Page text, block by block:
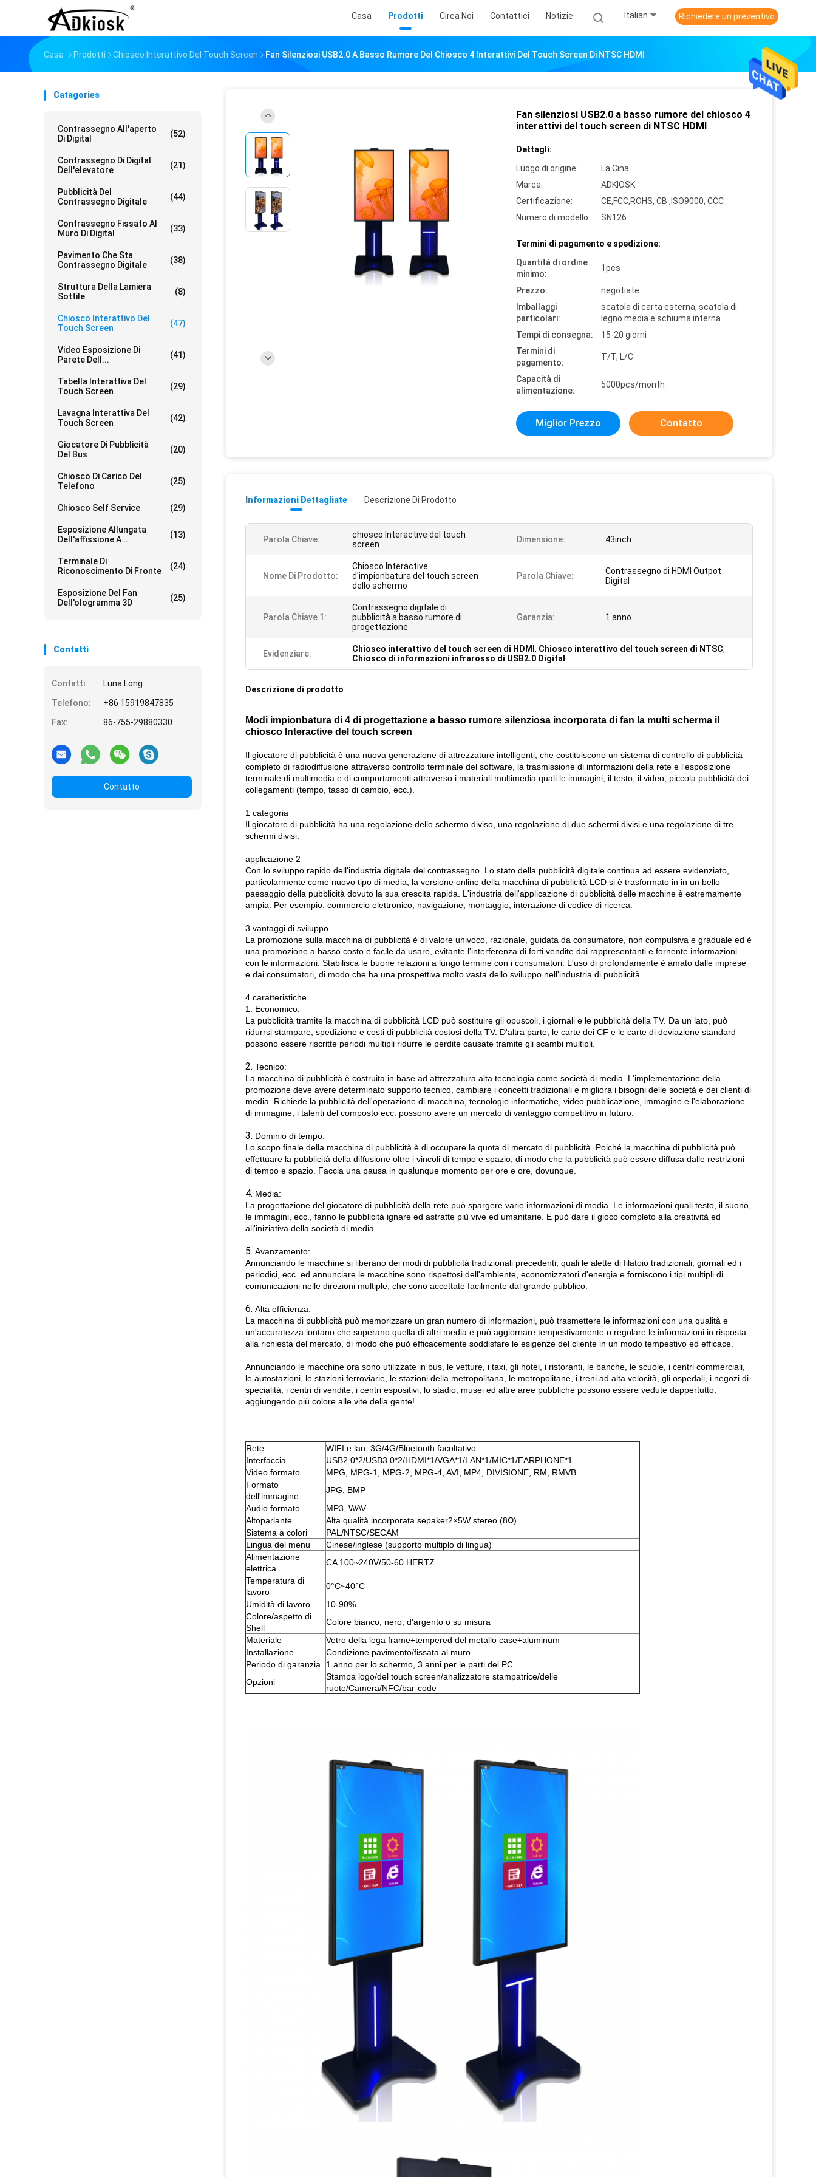
Casa Prodotti Circa Noi Contattici Notizie Italian Richiedere un preventivo
Casa Prodotti Chiosco Interattivo Del Touch Screen Fan Silenziosi USB2.0 A Basso Rumore Del Chiosco 4 Interattivi Del Touch Screen Di NTSC HDMI
Catagories
Contrassegno All'aperto
Di Digital
(52)
Contrassegno Di Digital
Dell'elevatore
(21)
Pubblicità Del
Contrassegno Digitale
(44)
Contrassegno Fissato Al
Muro Di Digital
(33)
Pavimento Che Sta
Contrassegno Digitale
(38)
Struttura Della Lamiera
Sottile
(8)
Chiosco Interattivo Del
Touch Screen
(47)
Video Esposizione Di
Parete Dell...
(41)
Tabella Interattiva Del
Touch Screen
(29)
Lavagna Interattiva Del
Touch Screen
(42)
Giocatore Di Pubblicità
Del Bus
(20)
Chiosco Di Carico Del
Telefono
(25)
Chiosco Self Service (29)
Esposizione Allungata
Dell'affissione A ...
(13)
Terminale Di
Riconoscimento Di Fronte
(24)
Esposizione Del Fan
Dell'ologramma 3D
(25)
Contatti
Contatti:
Luna Long
Telefono:
+86 15919847835
Fax:
86-755-29880330
Contatto
Fan silenziosi USB2.0 a basso rumore del chiosco 4
interattivi del touch screen di NTSC HDMI
Dettagli:
Luogo di origine:
La Cina
Marca:
ADKIOSK
Certificazione:
CE,FCC,ROHS, CB ,ISO9000, CCC
Numero di modello:
SN126
Termini di pagamento e spedizione:
Quantità di ordine
minimo:
1pcs
Prezzo:
negotiate
Imballaggi
particolari:
scatola di carta esterna, scatola di
legno media e schiuma interna
Tempi di consegna:
15-20 giorni
Termini di
pagamento:
T/T, L/C
Capacità di
alimentazione:
5000pcs/month
Miglior Prezzo Contatto
Informazioni Dettagliate Descrizione Di Prodotto
Parola Chiave:
chiosco lnteractive del touch
screen
Dimensione: 43inch
Nome Di Prodotto:
Chiosco lnteractive
d'impionbatura del touch screen
dello schermo
Parola Chiave:
Contrassegno di HDMI Outpot
Digital
Parola Chiave 1:
Contrassegno digitale di
pubblicità a basso rumore di
progettazione
Garanzia: 1 anno
Evidenziare: Chiosco interattivo del touch screen di HDMI , Chiosco interattivo del touch screen di NTSC,
Chiosco di informazioni infrarosso di USB2.0 Digital
Descrizione di prodotto
Modi impionbatura di 4 di progettazione a basso rumore silenziosa incorporata di fan la multi scherma il
chiosco lnteractive del touch screen
Il giocatore di pubblicità è una nuova generazione di attrezzature intelligenti, che costituiscono un sistema di controllo di pubblicità
completo di radiodiffusione attraverso controllo terminale del software, la trasmissione di informazioni della rete e l'esposizione
terminale di multimedia e di comportamenti attraverso i materiali multimedia quali le immagini, il testo, il video, piccola pubblicità dei
collegamenti (tempo, tasso di cambio, ecc.).
1 categoria
Il giocatore di pubblicità ha una regolazione dello schermo diviso, una regolazione di due schermi divisi e una regolazione di tre
schermi divisi.
applicazione 2
Con lo sviluppo rapido dell'industria digitale del contrassegno. Lo stato della pubblicità digitale continua ad essere evidenziato,
particolarmente come nuovo tipo di media, la versione online della macchina di pubblicità LCD si è trasformato in in un bello
paesaggio della pubblicità dovuto la sua crescita rapida. L'industria dell'applicazione di pubblicità delle macchine è estremamente
ampia. Per esempio: commercio elettronico, navigazione, montaggio, interazione di codice di ricerca.
3 vantaggi di sviluppo
La promozione sulla macchina di pubblicità è di valore univoco, razionale, guidata da consumatore, non compulsiva e graduale ed è
una promozione a basso costo e facile da usare, evitante l'interferenza di forti vendite dai rappresentanti e fornente informazioni
con le informazioni. Stabilisca le buone relazioni a lungo termine con i consumatori. L'uso di profondamente è amato dalle imprese
e dai consumatori, di modo che ha una prospettiva molto vasta dello sviluppo nell'industria di pubblicità.
4 caratteristiche
1. Economico:
La pubblicità tramite la macchina di pubblicità LCD può sostituire gli opuscoli, i giornali e le pubblicità della TV. Da un lato, può
ridurrsi stampare, spedizione e costi di pubblicità costosi della TV. D'altra parte, le carte dei CF e le carte di deviazione standard
possono essere riscritte periodi multipli ridurre le perdite causate tramite gli scambi multipli.
2. Tecnico:
La macchina di pubblicità è costruita in base ad attrezzatura alta tecnologia come società di media. L'implementazione della
promozione deve avere determinato supporto tecnico, cambiare i concetti tradizionali e migliora i bisogni delle società e dei clienti di
media. Richiede la pubblicità dell'operazione di macchina, tecnologie informatiche, video pubblicazione, immagine e l'elaborazione
di immagine, i talenti del composto ecc. possono avere un mercato di vantaggio competitivo in futuro.
3. Dominio di tempo:
Lo scopo finale della macchina di pubblicità è di occupare la quota di mercato di pubblicità. Poiché la macchina di pubblicità può
effettuare la pubblicità della diffusione oltre i vincoli di tempo e spazio, di modo che la pubblicità può essere diffusa dalle restrizioni
di tempo e spazio. Faccia una pausa in qualunque momento per ore e ore, dovunque.
4. Media:
La progettazione del giocatore di pubblicità della rete può spargere varie informazioni di media. Le informazioni quali testo, il suono,
le immagini, ecc., fanno le pubblicità ignare ed astratte più vive ed umanitarie. E può dare il gioco completo alla creatività ed
all'iniziativa della società di media.
5. Avanzamento:
Annunciando le macchine si liberano dei modi di pubblicità tradizionali precedenti, quali le alette di filatoio tradizionali, giornali ed i
periodici, ecc. ed annunciare le macchine sono rispettosi dell'ambiente, economizzatori d'energia e forniscono i tipi multipli di
comunicazioni nelle direzioni multiple, che sono accettate facilmente dal grande pubblico.
6. Alta efficienza:
La macchina di pubblicità può memorizzare un gran numero di informazioni, può trasmettere le informazioni con una qualità e
un'accuratezza lontano che superano quella di altri media e può aggiornare tempestivamente o regolare le informazioni in risposta
alla richiesta del mercato, di modo che può efficacemente soddisfare le esigenze del cliente in un modo tempestivo ed efficace.
Annunciando le macchine ora sono utilizzate in bus, le vetture, i taxi, gli hotel, i ristoranti, le banche, le scuole, i centri commerciali,
le autostazioni, le stazioni ferroviarie, le stazioni della metropolitana, le metropolitane, i treni ad alta velocità, gli ospedali, i negozi di
specialità, i centri di vendite, i centri espositivi, lo stadio, musei ed altre aree pubbliche possono essere vedute dappertutto,
aggiungendo più colore alle vite della gente!
Rete
WIFI e lan, 3G/4G/Bluetooth facoltativo
Interfaccia
USB2.0*2/USB3.0*2/HDMI*1/VGA*1/LAN*1/MIC*1/EARPHONE*1
Video formato
MPG, MPG-1, MPG-2, MPG-4, AVI, MP4, DIVISIONE, RM, RMVB
Formato
dell'immagine
JPG, BMP
Audio formato
MP3, WAV
Altoparlante
Alta qualità incorporata sepaker2×5W stereo (8Ω)
Sistema a colori
PAL/NTSC/SECAM
Lingua del menu
Cinese/inglese (supporto multiplo di lingua)
Alimentazione
elettrica
CA 100~240V/50-60 HERTZ
Temperatura di
lavoro
0°C~40°C
Umidità di lavoro
10-90%
Colore/aspetto di
Shell
Colore bianco, nero, d'argento o su misura
Materiale
Vetro della lega frame+tempered del metallo case+aluminum
Installazione
Condizione pavimento/fissata al muro
Periodo di garanzia
1 anno per lo schermo, 3 anni per le parti del PC
Opzioni
Stampa logo/del touch screen/analizzatore stampatrice/delle
ruote/Camera/NFC/bar-code